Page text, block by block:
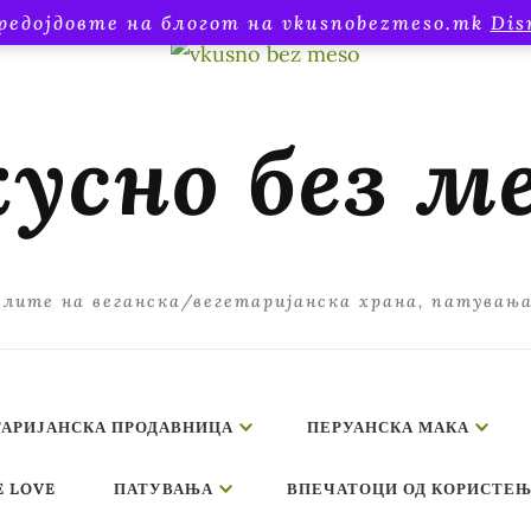
на блогот на vkusnobezmeso.mk
без
на веганска/вегетаријанска храна,
ПРОДАВНИЦА ПЕРУАНСКА МАКА
LOVE ПАТУВАЊА ВПЕЧАТОЦИ ОД